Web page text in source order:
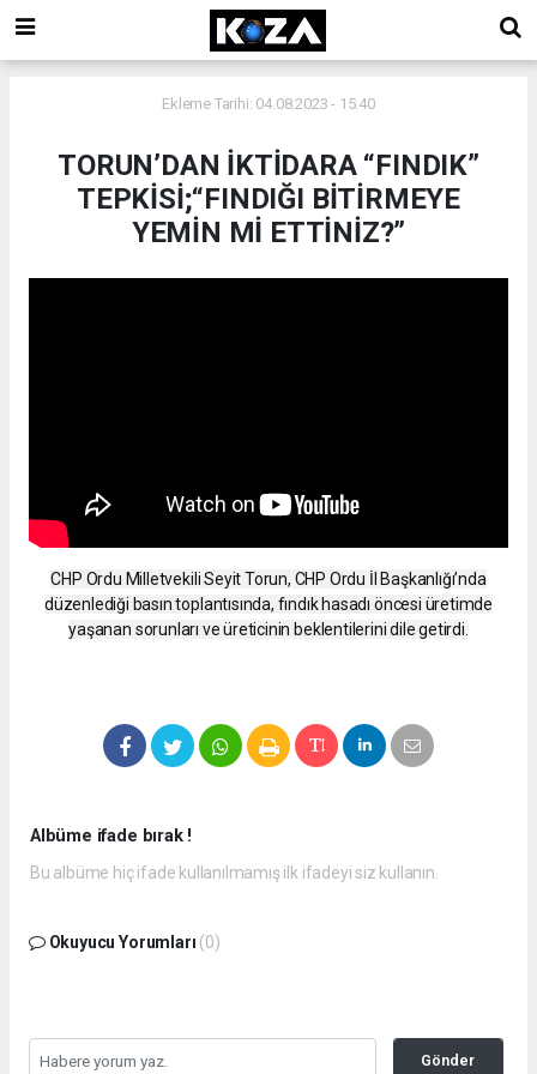
Ekleme Tarihi: 04.08.2023 - 15:40
TORUN’DAN İKTİDARA “FINDIK”
TEPKİSİ;“FINDIĞI BİTİRMEYE
YEMİN Mİ ETTİNİZ?”
CHP Ordu Milletvekili Seyit Torun, CHP Ordu İl Başkanlığı’nda
düzenlediği basın toplantısında, fındık hasadı öncesi üretimde
yaşanan sorunları ve üreticinin beklentilerini dile getirdi.
Albüme ifade bırak !
Bu albüme hiç ifade kullanılmamış ilk ifadeyi siz kullanın.
Okuyucu Yorumları (0)
Gönder